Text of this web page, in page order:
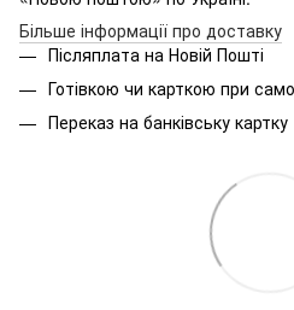
Більше інформації про доставку
Післяплата на Новій Пошті
Готівкою чи карткою при
Переказ на банківську картку